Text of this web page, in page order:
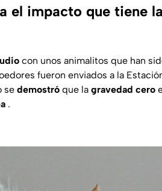
el impacto que tiene
con unos animalitos que han
fueron enviados a la
se demostró que la gravedad cero
.